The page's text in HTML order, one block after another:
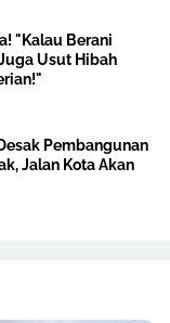
"Kalau Berani
Usut Hibah
Pembangunan
Jalan Kota Akan